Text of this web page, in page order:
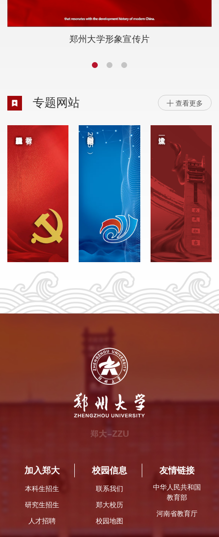
郑州大学形象宣传片
专题网站  查看更多
中国国际大学生创新大赛（2025）
加入郑大
本科生招生
研究生招生
人才招聘
校园信息
联系我们
郑大校历
校园地图
友情链接
中华人民共和国
教育部
河南省教育厅